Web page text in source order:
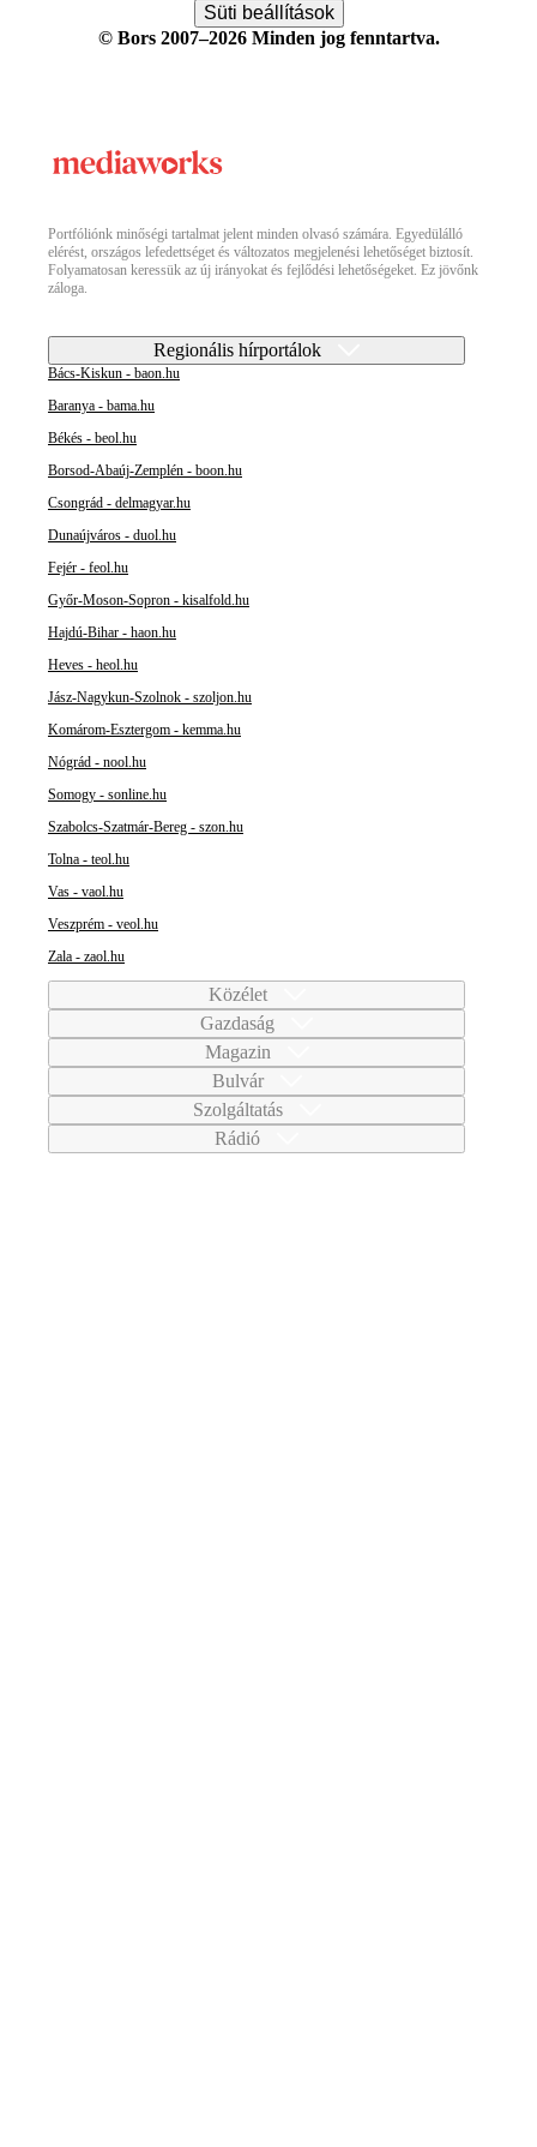
Süti beállítások
© Bors 2007–2026 Minden jog fenntartva.
Portfóliónk minőségi tartalmat jelent minden olvasó számára. Egyedülálló
elérést, országos lefedettséget és változatos megjelenési lehetőséget biztosít.
Folyamatosan keressük az új irányokat és fejlődési lehetőségeket. Ez jövőnk
záloga.
Regionális hírportálok
Bács-Kiskun - baon.hu
Baranya - bama.hu
Békés - beol.hu
Borsod-Abaúj-Zemplén - boon.hu
Csongrád - delmagyar.hu
Dunaújváros - duol.hu
Fejér - feol.hu
Győr-Moson-Sopron - kisalfold.hu
Hajdú-Bihar - haon.hu
Heves - heol.hu
Jász-Nagykun-Szolnok - szoljon.hu
Komárom-Esztergom - kemma.hu
Nógrád - nool.hu
Somogy - sonline.hu
Szabolcs-Szatmár-Bereg - szon.hu
Tolna - teol.hu
Vas - vaol.hu
Veszprém - veol.hu
Zala - zaol.hu
Közélet
Gazdaság
Magazin
Bulvár
Szolgáltatás
Rádió